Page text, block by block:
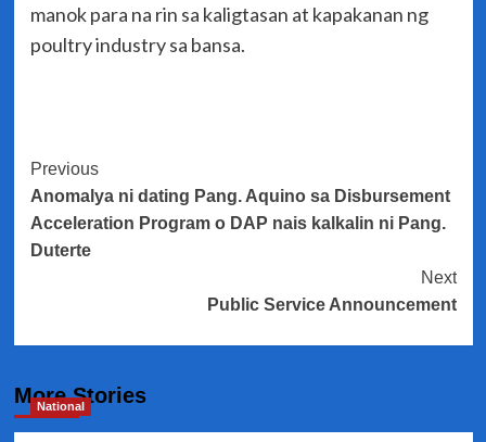
manok para na rin sa kaligtasan at kapakanan ng
poultry industry sa bansa.
Post
Navigation
Previous
Anomalya ni dating Pang. Aquino sa Disbursement
Acceleration Program o DAP nais kalkalin ni Pang.
Duterte
Next
Public Service Announcement
More Stories
National